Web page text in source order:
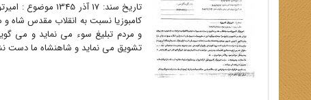
و مردم تبلیغ سوء می نماید و می
تشویق می نماید و شاهنشاه ما دست